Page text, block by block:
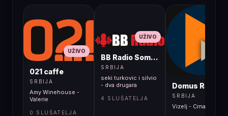
UŽIVO
021 caffe
SRBIJA
Amy Winehouse -
Valerie
0 SLUŠATELJA
UŽIVO
BB Radio Sombor
SRBIJA
seki turkovic i silvio
- dva drugara
4 SLUŠATELJA
Domus Radio
SRBIJA
Vizelj - Crna magija